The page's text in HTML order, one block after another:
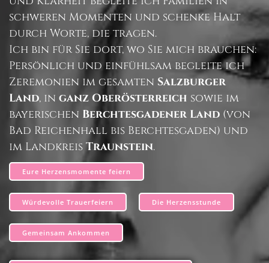
schweren Momenten und schenke Halt
durch Worte, die tragen.
Ich bin für Sie dort, wo Sie mich brauchen:
Persönlich und einfühlsam begleite ich
Zeremonien im gesamten Salzburger
Land, in ganz Oberösterreich sowie im
bayerischen Berchtesgadener Land (von
Bad Reichenhall bis Berchtesgaden) und
im Landkreis Traunstein.
Eure Herzensmomente feiern
Würdevolle Trauerfeiern Die Herzensstunde
Gemeinsam Ankommen